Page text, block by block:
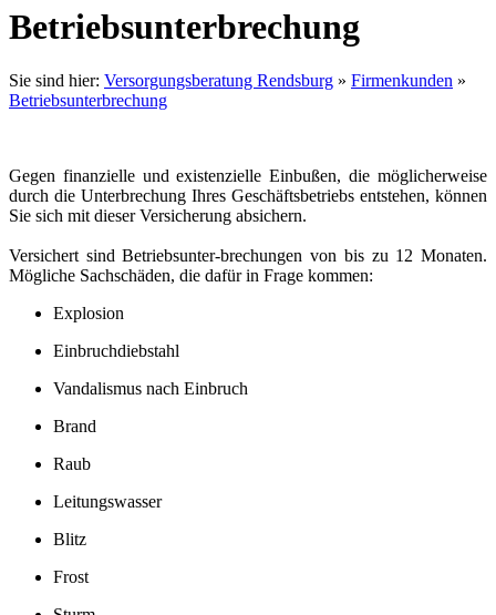
Betriebsunterbrechung
Sie sind hier: Versorgungsberatung Rendsburg » Firmenkunden »
Betriebsunterbrechung
Gegen finanzielle und existenzielle Einbußen, die möglicherweise
durch die Unterbrechung Ihres Geschäftsbetriebs entstehen, können
Sie sich mit dieser Versicherung absichern.
Versichert sind Betriebsunter-brechungen von bis zu 12 Monaten.
Mögliche Sachschäden, die dafür in Frage kommen:
Explosion
Einbruchdiebstahl
Vandalismus nach Einbruch
Brand
Raub
Leitungswasser
Blitz
Frost